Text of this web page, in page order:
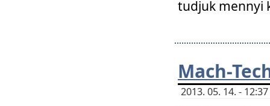
tudjuk mennyi
Mach-
2013. 05. 14. -